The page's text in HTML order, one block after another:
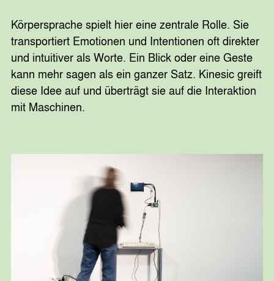
Körpersprache spielt hier eine zentrale Rolle. Sie
transportiert Emotionen und Intentionen oft direkter
und intuitiver als Worte. Ein Blick oder eine Geste
kann mehr sagen als ein ganzer Satz. Kinesic greift
diese Idee auf und überträgt sie auf die Interaktion
mit Maschinen.